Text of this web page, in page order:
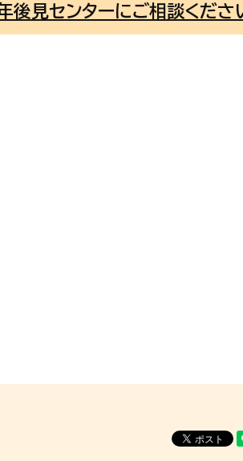
後見センターにご相談くださ